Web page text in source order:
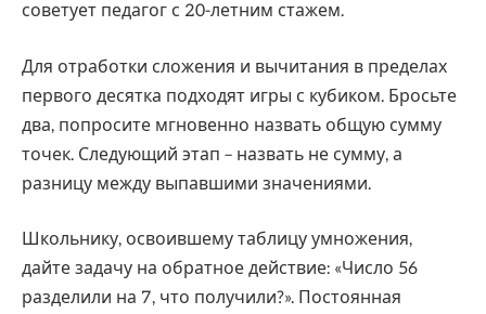
советует педагог с 20-летним стажем.
Для отработки сложения и вычитания в пределах
первого десятка подходят игры с кубиком. Бросьте
два, попросите мгновенно назвать общую сумму
точек. Следующий этап – назвать не сумму, а
разницу между выпавшими значениями.
Школьнику, освоившему таблицу умножения,
дайте задачу на обратное действие: «Число 56
разделили на 7, что получили?». Постоянная